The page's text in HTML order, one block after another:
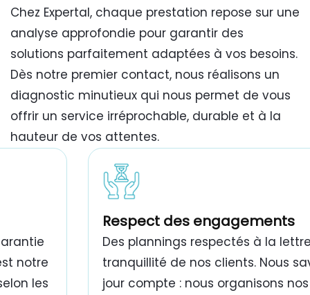
Chez Expertal, chaque prestation repose sur une
analyse approfondie pour garantir des
solutions parfaitement adaptées à vos besoins.
Dès notre premier contact, nous réalisons un
diagnostic minutieux qui nous permet de vous
offrir un service irréprochable, durable et à la
hauteur de vos attentes.
travaux de peinture bâtiment Tunisie
notre
les
Respect des engagements
Des plannings respectés à la
tranquillité de nos clients. Nous
jour compte : nous organisons